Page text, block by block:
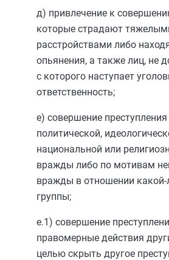
д) привлечение к
которые страдают
расстройствами либо
опьянения, а также лиц, не
с которого наступает
ответственность;
е) совершение
политической,
национальной или
вражды либо по мотивам
вражды в отношении какой-
группы;
е.1) совершение
правомерные действия
целью скрыть другое